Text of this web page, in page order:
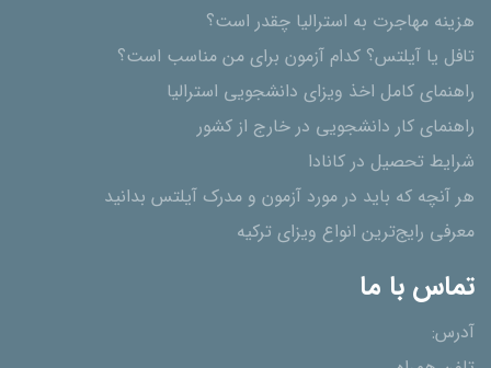
هزینه مهاجرت به استرالیا چقدر است؟
تافل یا آیلتس؟ کدام آزمون برای من مناسب است؟
راهنمای کامل اخذ ویزای دانشجویی استرالیا
راهنمای کار دانشجویی در خارج از کشور
شرایط تحصیل در کانادا
هر آنچه که باید در مورد آزمون و مدرک آیلتس بدانید
معرفی رایج‌ترین انواع ویزای ترکیه
تماس با ما
آدرس: